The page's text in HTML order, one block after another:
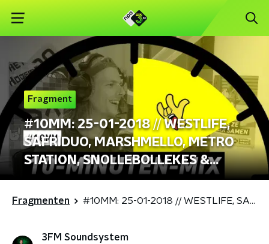
Fragment
#10MM: 25-01-2018 // WESTLIFE,
SAFRIDUO, MARSHMELLO, METRO
STATION, SNOLLEBOLLEKES &
KINGS OF LEON
Fragmenten #10MM: 25-01-2018 // WESTLIFE, SAFRIDUO, MARSHMELLO, METRO STATION, SNOLLEBOLLEKES & KINGS OF LEON
3FM Soundsystem